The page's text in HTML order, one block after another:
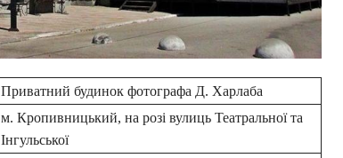
Приватний будинок фотографа Д. Харлаба
м. Кропивницький, на розі вулиць Театральної та
Інгульської